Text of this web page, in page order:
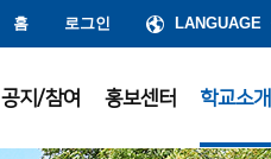
홈 로그인 LANGUAGE
공지/참여 홍보센터 학교소개